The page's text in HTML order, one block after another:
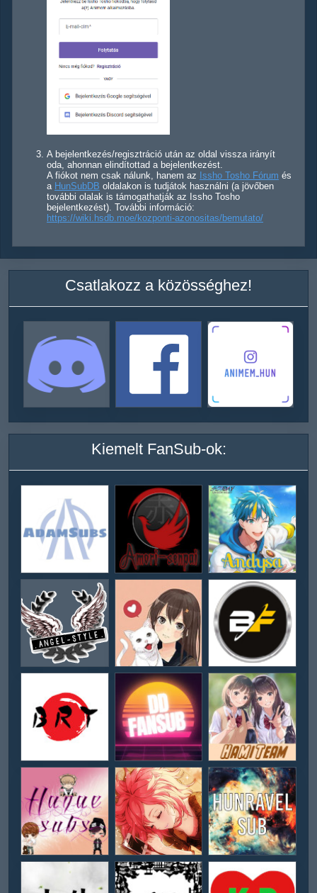
A bejelentkezés/regisztráció után az oldal vissza irányít
oda, ahonnan elindítottad a bejelentkezést.
A fiókot nem csak nálunk, hanem az Issho Tosho Fórum és
a HunSubDB oldalakon is tudjátok használni (a jövőben
további olalak is támogathatják az Issho Tosho
bejelentkezést). További információ:
https://wiki.hsdb.moe/kozponti-azonositas/bemutato/
Csatlakozz a közösséghez!
Kiemelt FanSub-ok: